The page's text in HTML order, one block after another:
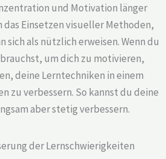
und Motivation länger
Einsetzen visueller Methoden,
sich als nützlich erweisen. Wenn du
um dich zu motivieren,
deine Lerntechniken in einem
zu verbessern. So kannst du deine
aber stetig verbessern.
der Lernschwierigkeiten